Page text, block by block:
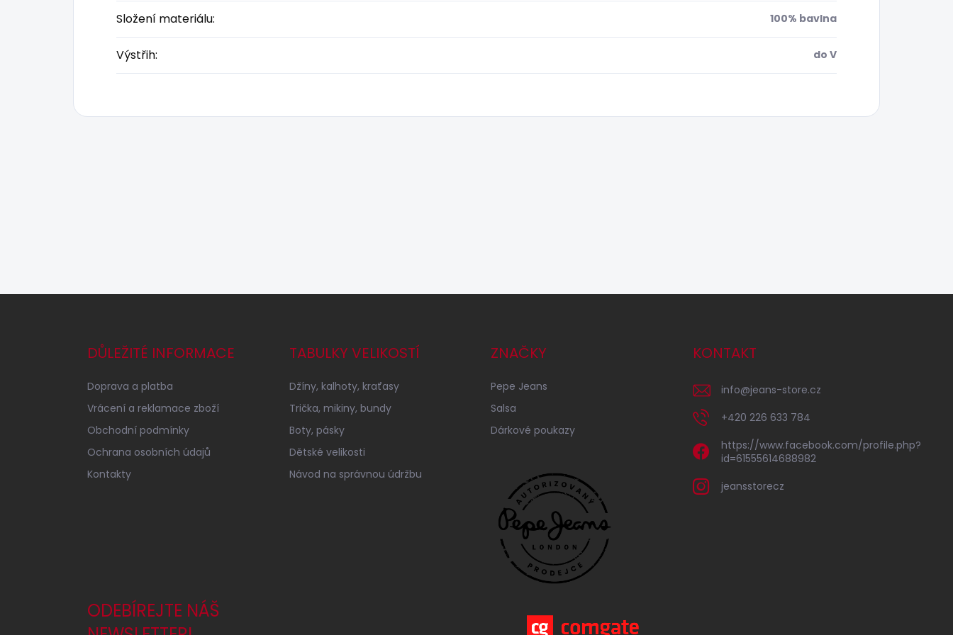
Složení materiálu: 100% bavlna
Výstřih: do V
DŮLEŽITÉ INFORMACE
Doprava a platba
Vrácení a reklamace zboží
Obchodní podmínky
Ochrana osobních údajů
Kontakty
TABULKY VELIKOSTÍ
Džíny, kalhoty, kraťasy
Trička, mikiny, bundy
Boty, pásky
Dětské velikosti
Návod na správnou údržbu
ZNAČKY
Pepe Jeans
Salsa
Dárkové poukazy
KONTAKT
info@jeans-store.cz
+420 226 633 784
https://www.facebook.com/profile.php?
id=61555614688982
jeansstorecz
ODEBÍREJTE NÁŠ